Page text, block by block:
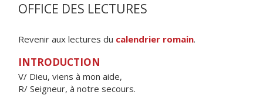
OFFICE DES LECTURES
Revenir aux lectures du calendrier romain.
INTRODUCTION
V/ Dieu, viens à mon aide,
R/ Seigneur, à notre secours.